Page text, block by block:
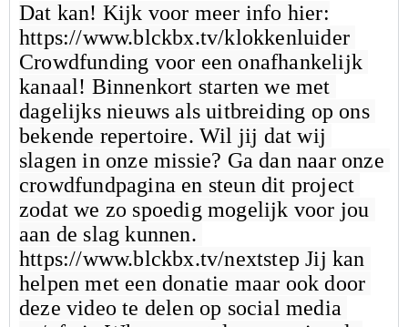
Dat kan! Kijk voor meer info hier:
https://www.blckbx.tv/klokkenluider
Crowdfunding voor een onafhankelijk
kanaal! Binnenkort starten we met
dagelijks nieuws als uitbreiding op ons
bekende repertoire. Wil jij dat wij
slagen in onze missie? Ga dan naar onze
crowdfundpagina en steun dit project
zodat we zo spoedig mogelijk voor jou
aan de slag kunnen.
https://www.blckbx.tv/nextstep Jij kan
helpen met een donatie maar ook door
deze video te delen op social media